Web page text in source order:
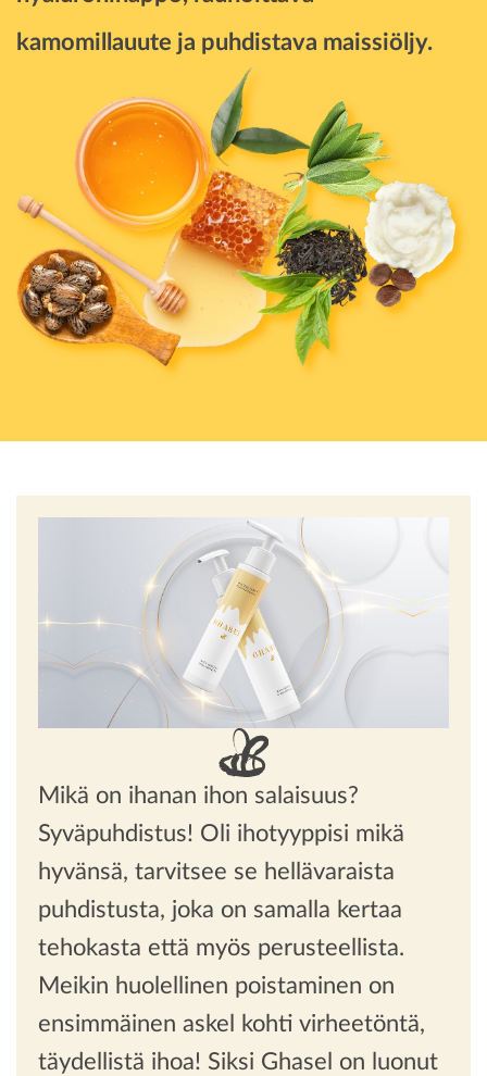
kamomillauute ja puhdistava maissiöljy.
Mikä on ihanan ihon salaisuus?
Syväpuhdistus! Oli ihotyyppisi mikä
hyvänsä, tarvitsee se hellävaraista
puhdistusta, joka on samalla kertaa
tehokasta että myös perusteellista.
Meikin huolellinen poistaminen on
ensimmäinen askel kohti virheetöntä,
täydellistä ihoa! Siksi Ghasel on luonut